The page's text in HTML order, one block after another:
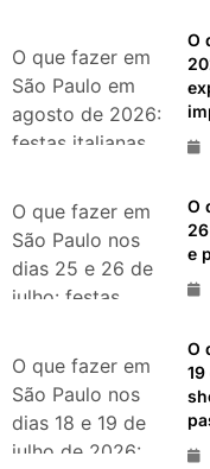
durante agosto
de 2026
O que fazer em
São Paulo em
agosto de 2026:
festas italianas,
exposições,
parques e
passeios
imperdíveis
O
O que fazer em
São Paulo nos
dias 25 e 26 de
julho: festas,
exposições e
passeios
imperdíveis
O
e
O que fazer em
São Paulo nos
dias 18 e 19 de
julho de 2026:
O